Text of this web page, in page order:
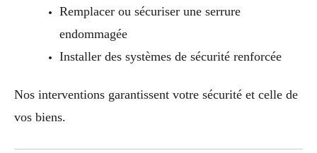
Remplacer ou sécuriser une serrure
endommagée
Installer des systèmes de sécurité renforcée
Nos interventions garantissent votre sécurité et celle de
vos biens.